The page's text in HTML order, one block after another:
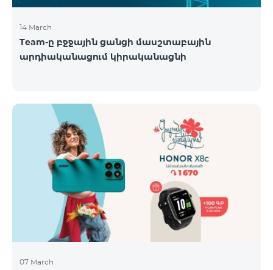
14 March
Team-ը բջջային ցանցի մասշտաբային
արդիականացում կիրականացնի
07 March